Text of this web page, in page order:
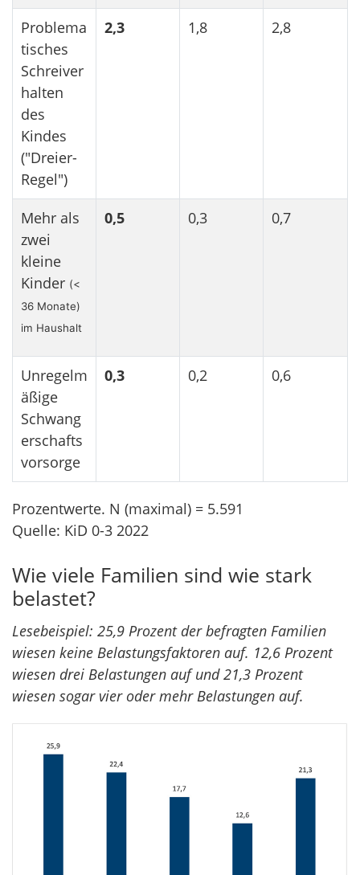
Problema
tisches
Schreiver
halten
des
Kindes
("Dreier-
Regel")
2,3 1,8 2,8
Mehr als
zwei
kleine
Kinder (<
36 Monate)
im Haushalt
0,5 0,3 0,7
Unregelm
äßige
Schwang
erschafts
vorsorge
0,3 0,2 0,6
Prozentwerte. N (maximal) = 5.591
Quelle: KiD 0-3 2022
Wie viele Familien sind wie stark
belastet?
Lesebeispiel: 25,9 Prozent der befragten Familien
wiesen keine Belastungsfaktoren auf. 12,6 Prozent
wiesen drei Belastungen auf und 21,3 Prozent
wiesen sogar vier oder mehr Belastungen auf.